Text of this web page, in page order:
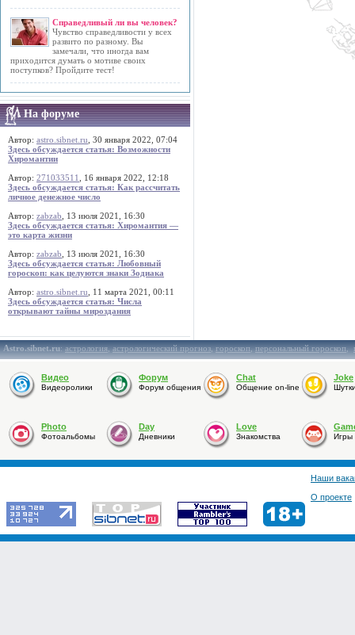
Справедливый ли вы человек?
Чувство справедливости у всех
развито по разному. Вы
замечали, что иногда вам
приходится думать о мотиве своих
поступков? Пройдите тест!
На форуме
Автор: astro.sibnet.ru , 30 января 2022, 07:04
Здесь обсуждается статья: Возможности
Хиромантии
Автор: 271033511
, 16 января 2022, 12:18
Здесь обсуждается статья: Как рассчитать
личное денежное число
Автор: zabzab , 13 июля 2021, 16:30
Здесь обсуждается статья: Хиромантия —
это карта жизни
Автор: zabzab , 13 июля 2021, 16:30
Здесь обсуждается статья: Любовный
гороскоп: как целуются знаки Зодиака
Автор: astro.sibnet.ru , 11 марта 2021, 00:11
Здесь обсуждается статья: Числа
открывают тайны мироздания
Astro.sibnet.ru:астрология,астрологический прогноз,гороскоп,персональный гороскоп,
Видео
Видеоролики
Форум
Форум общения
Chat
Общение on-line
Joke
Photo
Фотоальбомы
Day
Дневники
Love
Знакомства Игры
Наши
О проекте